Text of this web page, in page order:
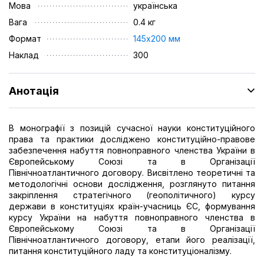
Мова
українська
Вага
0.4 кг
Формат
145х200 мм
Наклад
300
Анотація
В монографії з позицій сучасної науки конституційного
права та практики досліджено конституційно-правове
забезпечення набуття повноправного членства України в
Європейському Союзі та в Організації
Північноатлантичного договору. Висвітлено теоретичні та
методологічні основи дослідження, розглянуто питання
закріплення стратегічного (геополітичного) курсу
держави в конституціях країн-учасниць ЄС, формування
курсу України на набуття повноправного членства в
Європейському Союзі та в Організації
Північноатлантичного договору, етапи його реалізації,
питання конституційного ладу та конституціоналізму.